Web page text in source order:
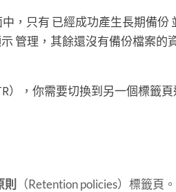
，只有 已經成功產生長期備份
管理，其餘還沒有備份檔案的
），你需要切換到另一個標籤頁
（Retention policies）標籤頁。